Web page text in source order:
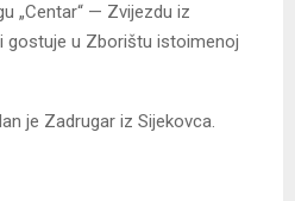
„Centar“ — Zvijezdu iz
gostuje u Zborištu istoimenoj
je Zadrugar iz Sijekovca.